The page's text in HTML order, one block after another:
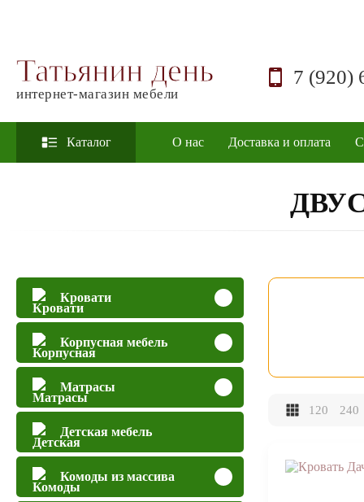
Татьянин день
интернет-магазин мебели
7 (920)
Каталог О нас Доставка и оплата
Кровати
Корпусная мебель
Матрасы
Детская мебель
Комоды из массива
120 240